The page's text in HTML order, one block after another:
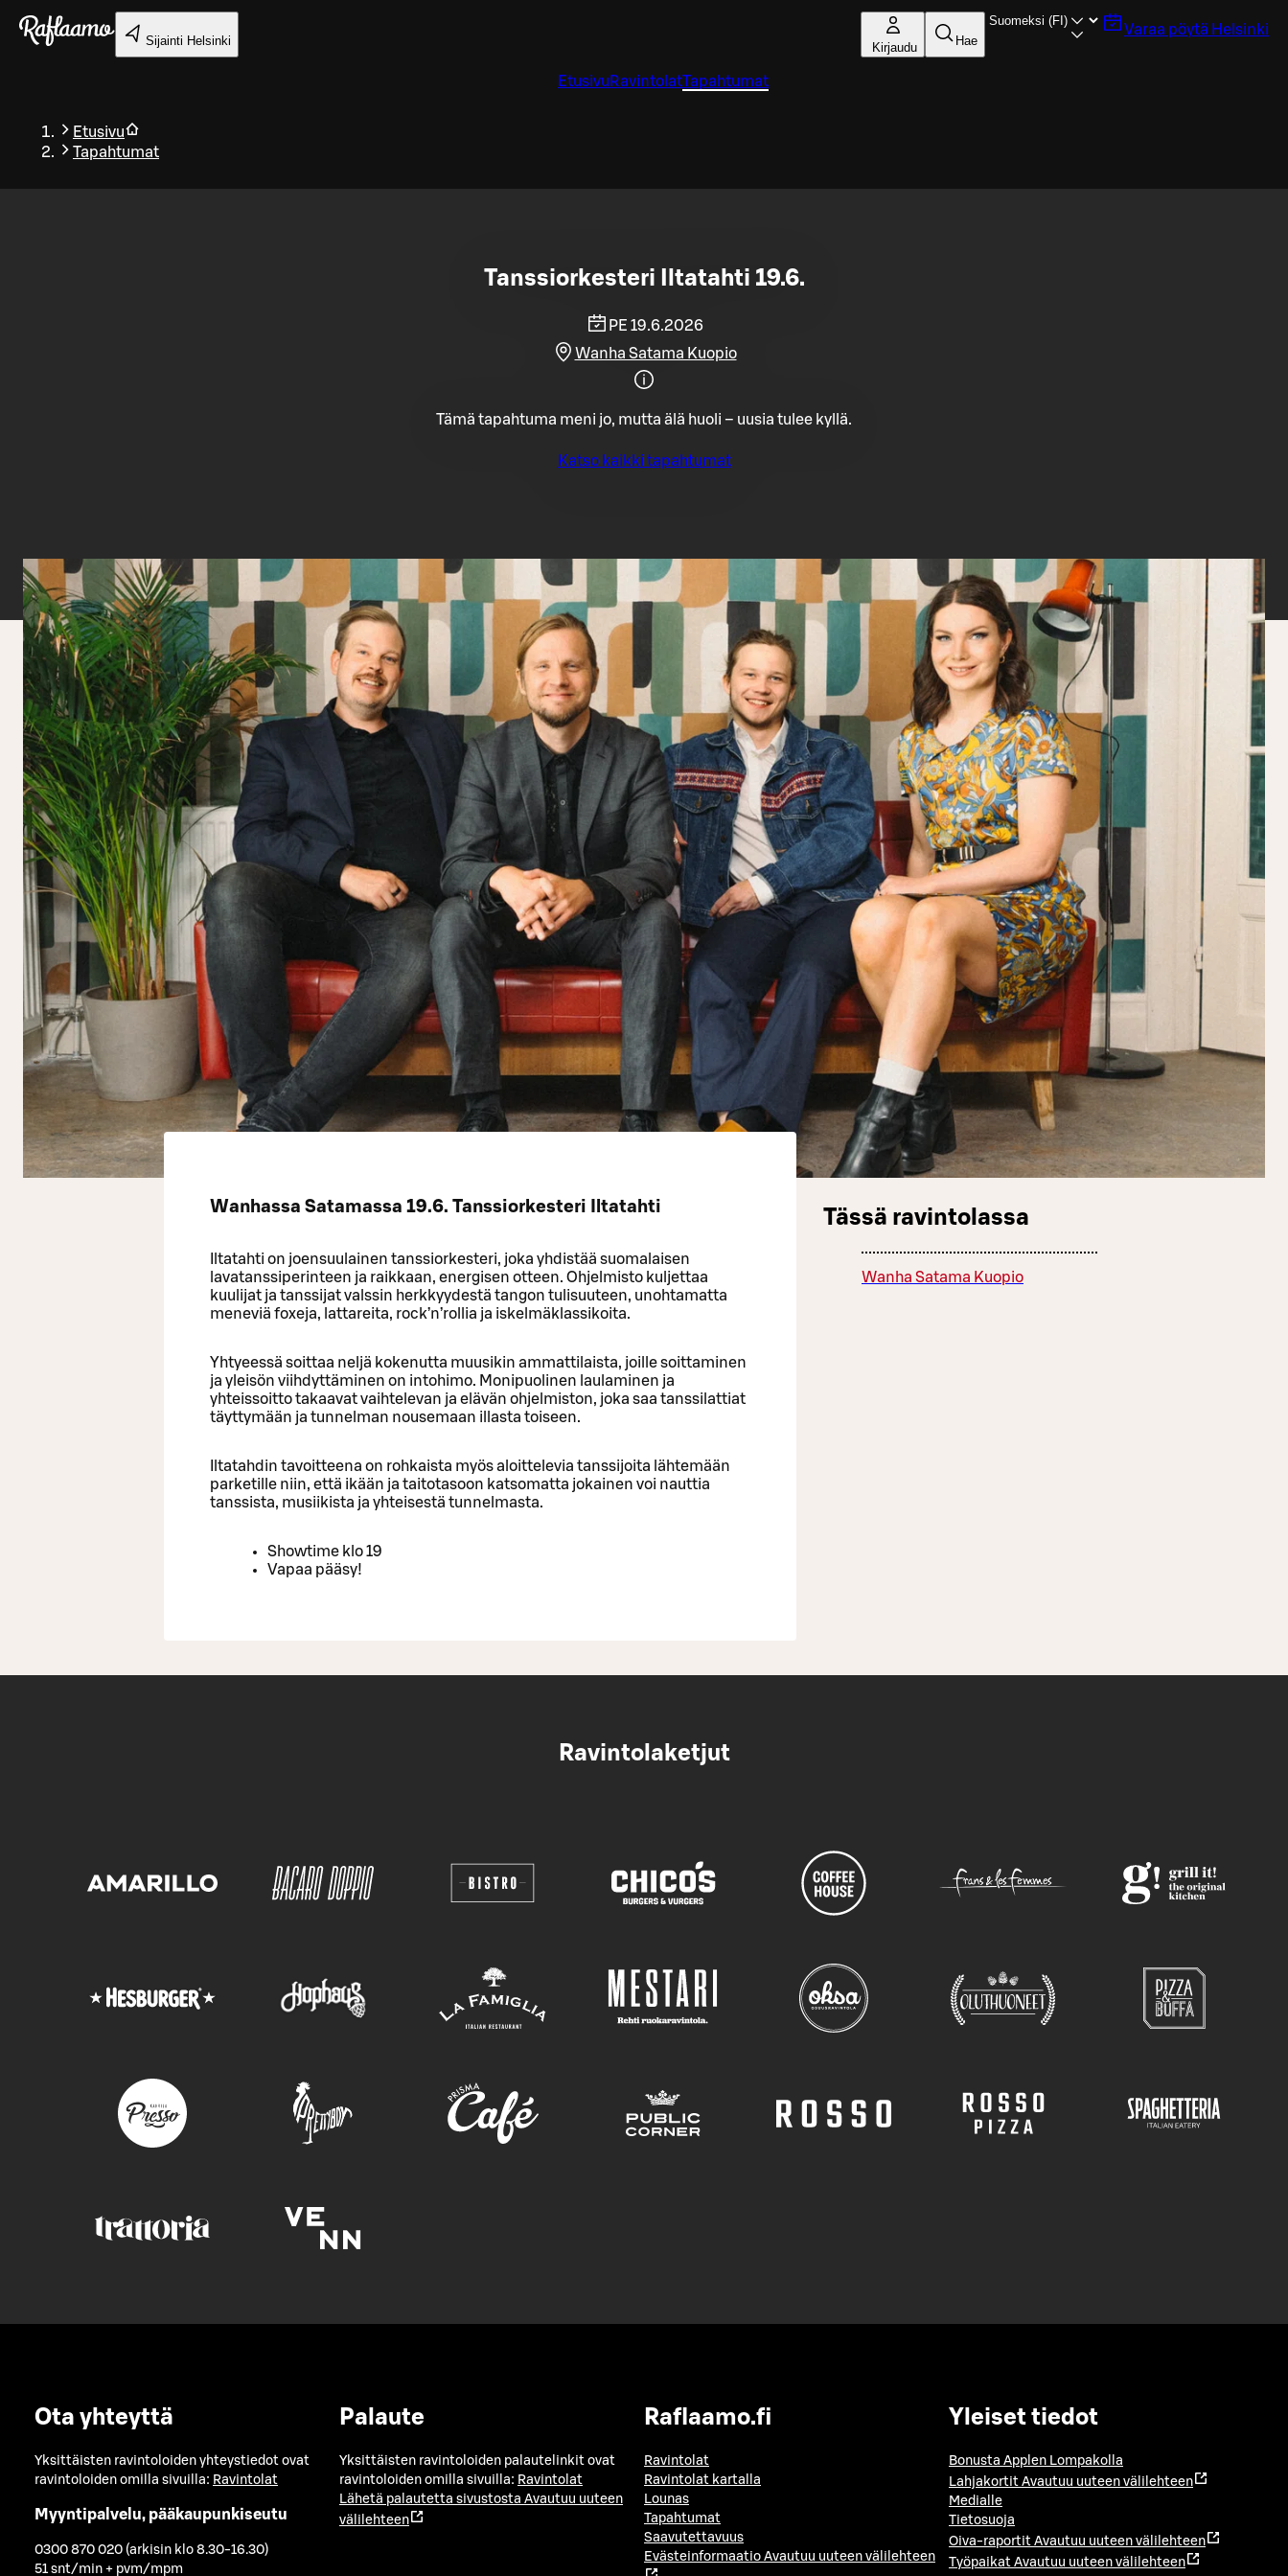
Siirry pääsisältöön
Sijainti Helsinki Kirjaudu Hae
Varaa pöytä Helsinki
Etusivu RavintolatTapahtumat
Etusivu
Tapahtumat
Takaisin
Tanssiorkesteri Iltatahti 19.6.
PE 19.6.2026
Wanha Satama Kuopio
Tämä tapahtuma meni jo, mutta älä huoli – uusia tulee kyllä.
Katso kaikki tapahtumat
Wanhassa Satamassa 19.6. Tanssiorkesteri Iltatahti
Iltatahti on joensuulainen tanssiorkesteri, joka yhdistää suomalaisen
lavatanssiperinteen ja raikkaan, energisen otteen. Ohjelmisto kuljettaa
kuulijat ja tanssijat valssin herkkyydestä tangon tulisuuteen, unohtamatta
meneviä foxeja, lattareita, rock’n’rollia ja iskelmäklassikoita.
Yhtyeessä soittaa neljä kokenutta muusikin ammattilaista, joille soittaminen
ja yleisön viihdyttäminen on intohimo. Monipuolinen laulaminen ja
yhteissoitto takaavat vaihtelevan ja elävän ohjelmiston, joka saa tanssilattiat
täyttymään ja tunnelman nousemaan illasta toiseen.
Iltatahdin tavoitteena on rohkaista myös aloittelevia tanssijoita lähtemään
parketille niin, että ikään ja taitotasoon katsomatta jokainen voi nauttia
tanssista, musiikista ja yhteisestä tunnelmasta.
Showtime klo 19
Vapaa pääsy!
Tässä ravintolassa
Wanha Satama Kuopio
Ravintolaketjut
Ota yhteyttä
Yksittäisten ravintoloiden yhteystiedot ovat
ravintoloiden omilla sivuilla: Ravintolat
Myyntipalvelu, pääkaupunkiseutu
0300 870 020 (arkisin klo 8.30-16.30)
51 snt/min + pvm/mpm
Palaute
Yksittäisten ravintoloiden palautelinkit ovat
ravintoloiden omilla sivuilla: Ravintolat
Lähetä palautetta sivustosta Avautuu uuteen
välilehteen
Raflaamo.fi
Ravintolat
Ravintolat kartalla
Lounas
Tapahtumat
Saavutettavuus
Evästeinformaatio Avautuu uuteen välilehteen
Yleiset tiedot
Bonusta Applen Lompakolla
Lahjakortit Avautuu uuteen välilehteen
Medialle
Tietosuoja
Oiva-raportit Avautuu uuteen välilehteen
Työpaikat Avautuu uuteen välilehteen